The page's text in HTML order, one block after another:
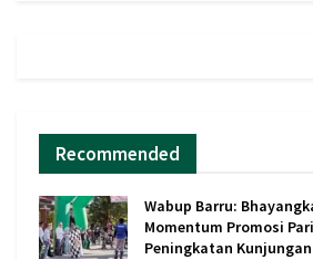
Recommended
Wabup Barru:
Momentum Promosi
Peningkatan